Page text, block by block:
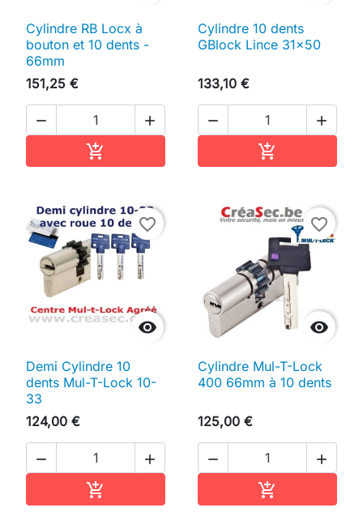
Cylindre RB Locx à
bouton et 10 dents -
66mm
151,25 €
 

Cylindre 10 dents
GBlock Lince 31x50
133,10 €
 


favorite_border
Demi Cylindre 10
dents Mul-T-Lock 10-
33
124,00 €
 


favorite_border
Cylindre Mul-T-Lock
400 66mm à 10 dents
125,00 €
 
